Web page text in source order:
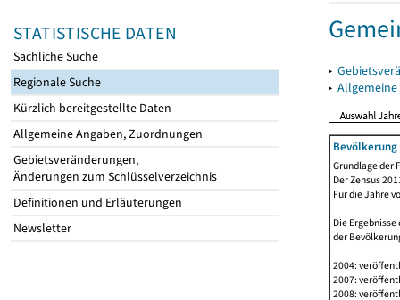
STATISTISCHE DATEN
Sachliche Suche
Regionale Suche
Kürzlich bereitgestellte Daten
Allgemeine Angaben, Zuordnungen
Gebietsveränderungen,
Änderungen zum Schlüsselverzeichnis
Definitionen und Erläuterungen
Newsletter
▸
▸
Grundlage der
Der Zensus
Für die Jahre
Die
der
2004:
2007:
2008: